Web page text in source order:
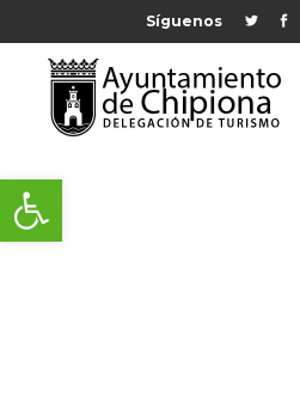
Abrir barra de herramientas
Síguenos